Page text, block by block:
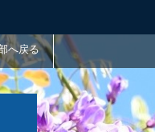
へ戻る